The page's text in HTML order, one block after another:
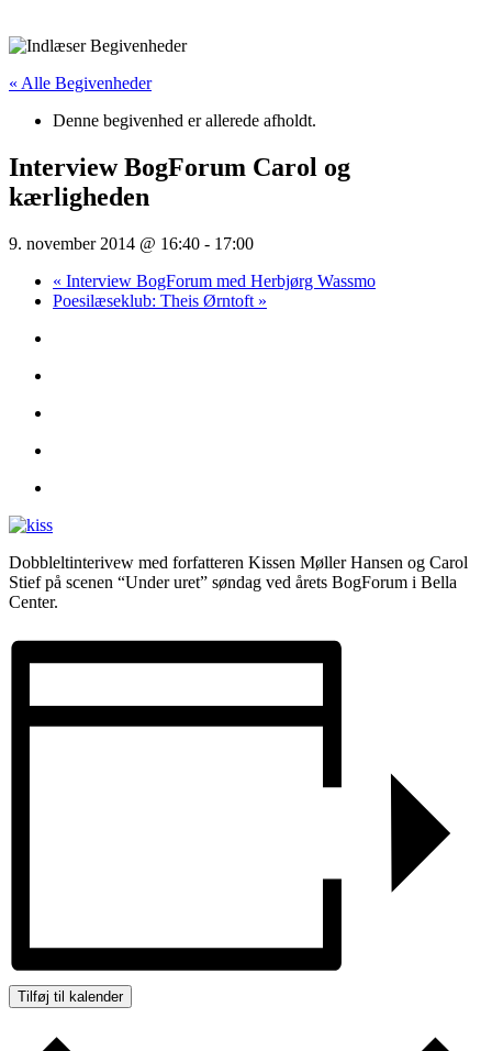
« Alle Begivenheder
Denne begivenhed er allerede afholdt.
Interview BogForum Carol og
kærligheden
9. november 2014 @ 16:40 - 17:00
« Interview BogForum med Herbjørg Wassmo
Poesilæseklub: Theis Ørntoft »
Dobbleltinterivew med forfatteren Kissen Møller Hansen og Carol
Stief på scenen “Under uret” søndag ved årets BogForum i Bella
Center.
Tilføj til kalender